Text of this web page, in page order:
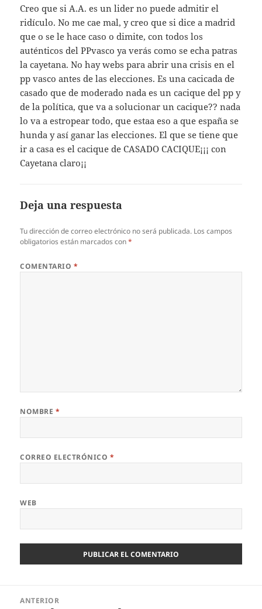
Creo que si A.A. es un lider no puede admitir el
ridículo. No me cae mal, y creo que si dice a madrid
que o se le hace caso o dimite, con todos los
auténticos del PPvasco ya verás como se echa patras
la cayetana. No hay webs para abrir una crisis en el
pp vasco antes de las elecciones. Es una cacicada de
casado que de moderado nada es un cacique del pp y
de la política, que va a solucionar un cacique?? nada
lo va a estropear todo, que estaa eso a que españa se
hunda y así ganar las elecciones. El que se tiene que
ir a casa es el cacique de CASADO CACIQUE¡¡¡ con
Cayetana claro¡¡
Deja una respuesta
Tu dirección de correo electrónico no será publicada. Los campos
obligatorios están marcados con*
COMENTARIO *
NOMBRE *
CORREO ELECTRÓNICO *
WEB
ANTERIOR